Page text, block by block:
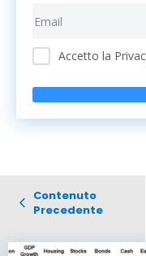
Accetto la
Contenuto
Precedente